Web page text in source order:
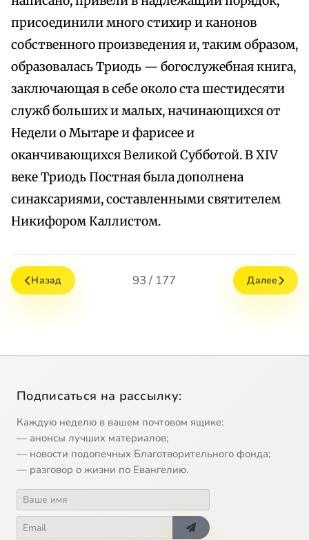
присоединили много стихир и канонов
собственного произведения и, таким образом,
образовалась Триодь — богослужебная книга,
заключающая в себе около ста шестидесяти
служб больших и малых, начинающихся от
Недели о Мытаре и фарисее и
оканчивающихся Великой Субботой. В XIV
веке Триодь Постная была дополнена
синаксариями, составленными святителем
Никифором Каллистом.
Назад 93 / 177 Далее
Подписаться на рассылку:
Каждую неделю в вашем почтовом ящике:
— анонсы лучших материалов;
— новости подопечных Благотворительного фонда;
— разговор о жизни по Евангелию.